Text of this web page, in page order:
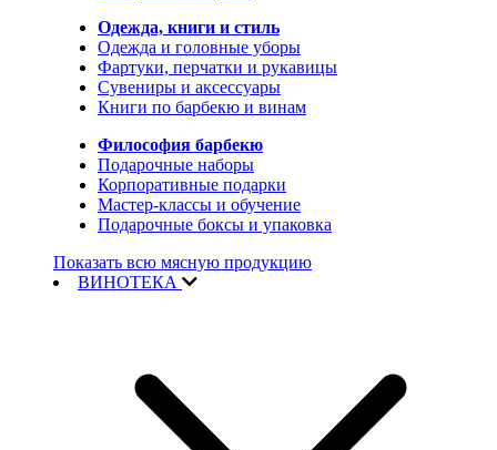
Одежда, книги и стиль
Одежда и головные уборы
Фартуки, перчатки и рукавицы
Сувениры и аксессуары
Книги по барбекю и винам
Философия барбекю
Подарочные наборы
Корпоративные подарки
Мастер-классы и обучение
Подарочные боксы и упаковка
Показать всю мясную продукцию
ВИНОТЕКА